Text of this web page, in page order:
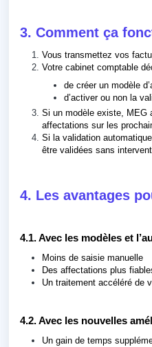
3. Comment ça
Vous transmettez vos
Votre cabinet comptable
de créer un modèle
d’activer ou non la
Si un modèle existe, MEG
affectations sur les
Si la validation
être validées sans
4. Les avantages
4.1. Avec les modèles et
Moins de saisie manuelle
Des affectations plus
Un traitement accéléré de
4.2. Avec les nouvelles
Un gain de temps